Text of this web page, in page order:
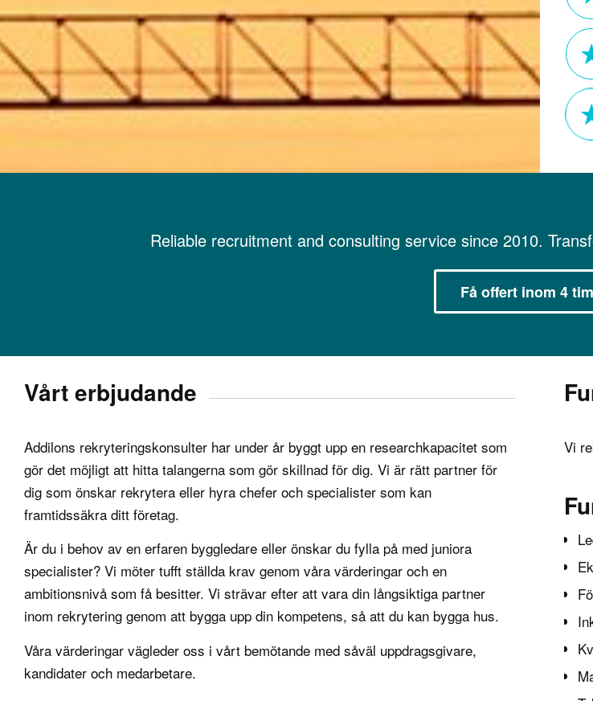
Reliable recruitment and consulting service since 2010.
Få offert inom 4
Vårt erbjudande
Addilons rekryteringskonsulter har under år byggt upp en researchkapacitet som
gör det möjligt att hitta talangerna som gör skillnad för dig. Vi är rätt partner för
dig som önskar rekrytera eller hyra chefer och specialister som kan
framtidssäkra ditt företag.
Är du i behov av en erfaren byggledare eller önskar du fylla på med juniora
specialister? Vi möter tufft ställda krav genom våra värderingar och en
ambitionsnivå som få besitter. Vi strävar efter att vara din långsiktiga partner
inom rekrytering genom att bygga upp din kompetens, så att du kan bygga hus.
Våra värderingar vägleder oss i vårt bemötande med såväl uppdragsgivare,
kandidater och medarbetare.
Vi